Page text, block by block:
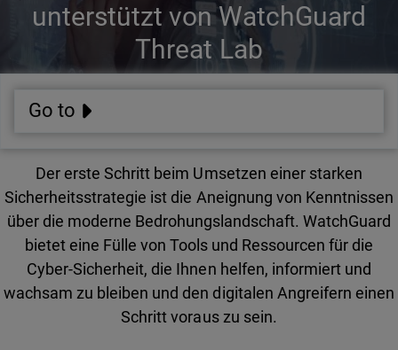
unterstützt von WatchGuard
Threat Lab
Go to
Der erste Schritt beim Umsetzen einer starken
Sicherheitsstrategie ist die Aneignung von Kenntnissen
über die moderne Bedrohungslandschaft. WatchGuard
bietet eine Fülle von Tools und Ressourcen für die
Cyber-Sicherheit, die Ihnen helfen, informiert und
wachsam zu bleiben und den digitalen Angreifern einen
Schritt voraus zu sein.